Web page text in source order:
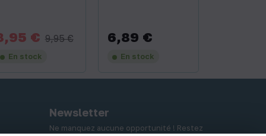
€ Prix
de
9,95 €
En stock
Prix
6,89 €
En stock
Newsletter
Ne manquez aucune opportunité ! Restez